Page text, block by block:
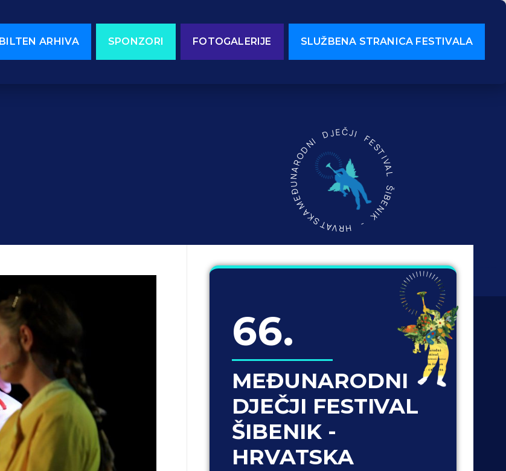
BILTEN ARHIVA SPONZORI FOTOGALERIJE SLUŽBENA STRANICA FESTIVALA
MEĐUNARODNI DJEČJI FESTIVAL ŠIBENIK - HRVATSKA
66.
MEĐUNARODNI
DJEČJI FESTIVAL
ŠIBENIK -
HRVATSKA